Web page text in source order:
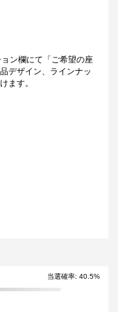
ン欄にて「ご希望の座
デザイン、ラインナッ
ます。
当選確率: 40.5%